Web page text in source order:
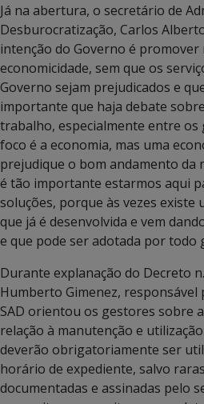
Já na abertura, o secretário de
Desburocratização, Carlos
intenção do Governo é promover
economicidade, sem que os
Governo sejam prejudicados e
importante que haja debate
trabalho, especialmente entre os
foco é a economia, mas uma
prejudique o bom andamento da
é tão importante estarmos aqui
soluções, porque às vezes existe
que já é desenvolvida e vem
e que pode ser adotada por todo
Durante explanação do Decreto
Humberto Gimenez, responsável
SAD orientou os gestores sobre
relação à manutenção e
deverão obrigatoriamente ser
horário de expediente, salvo
documentadas e assinadas pelo